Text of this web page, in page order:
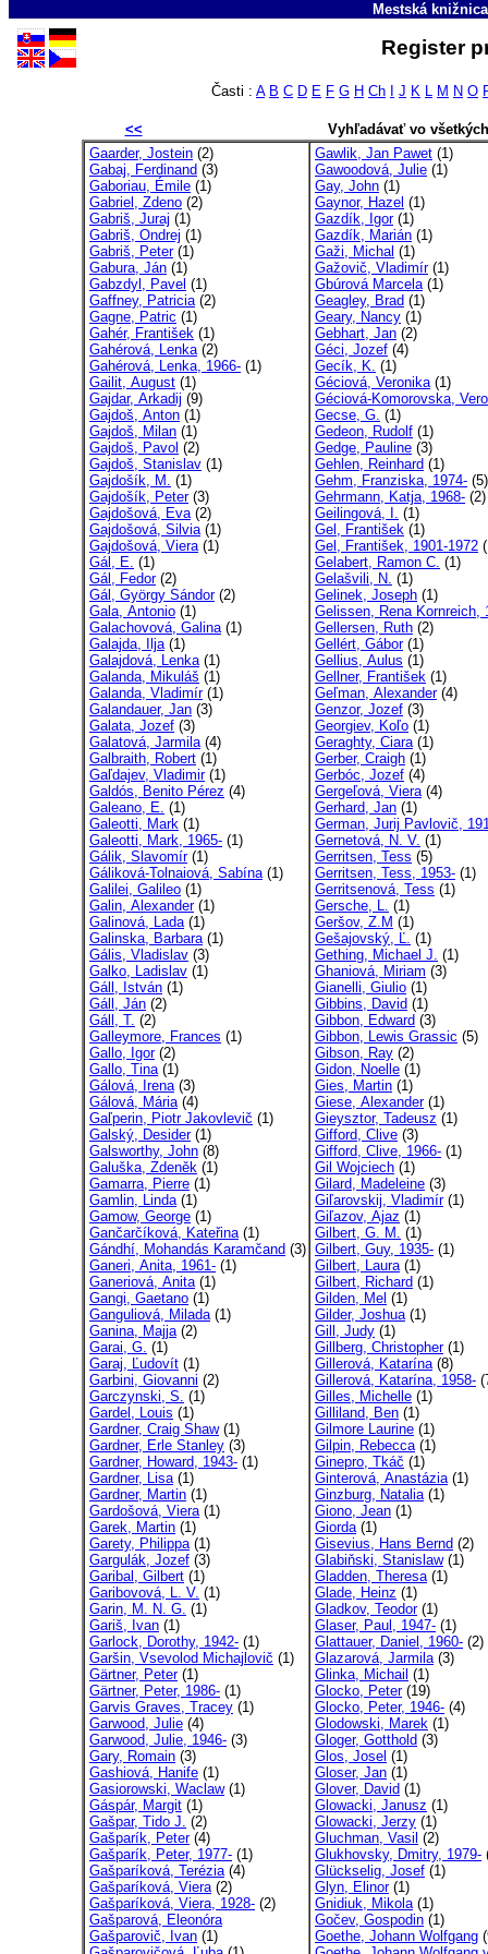
Mestská
Register
Časti : A B C D E F G H Ch J K L M N O
<<
Vyhľadávať vo
Gaarder, Jostein (2)
Gabaj, Ferdinand (3)
Gaboriau, Émile (1)
Gabriel, Zdeno (2)
Gabriš, Juraj (1)
Gabriš, Ondrej (1)
Gabriš, Peter(1)
Gabura, Ján (1)
Gabzdyl, Pavel (1)
Gaffney, Patricia(2)
Gagne, Patric (1)
Gahér, František (1)
Gahérová, Lenka(2)
Gahérová, Lenka, 1966- (1)
Gailit, August (1)
Gajdar, Arkadij (9)
Gajdoš, Anton (1)
Gajdoš, Milan (1)
Gajdoš, Pavol (2)
Gajdoš, Stanislav (1)
Gajdošík, M. (1)
Gajdošík, Peter(3)
Gajdošová, Eva(2)
Gajdošová, Silvia(1)
Gajdošová, Viera(1)
Gál, E. (1)
Gál, Fedor(2)
Gál, György Sándor(2)
Gala, Antonio (1)
Galachovová, Galina(1)
Galajda, Ilja(1)
Galajdová, Lenka(1)
Galanda, Mikuláš (1)
Galanda, Vladimír(1)
Galandauer, Jan (3)
Galata, Jozef (3)
Galatová, Jarmila(4)
Galbraith, Robert (1)
Gaľdajev, Vladimir(1)
Galdós, Benito Pérez (4)
Galeano, E. (1)
Galeotti, Mark (1)
Galeotti, Mark, 1965- (1)
Gálik, Slavomír(1)
Gáliková-Tolnaiová, Sabína(1)
Galilei, Galileo (1)
Galin, Alexander(1)
Galinová, Lada(1)
Galinska, Barbara(1)
Gális, Vladislav (3)
Galko, Ladislav (1)
Gáll, István (1)
Gáll, Ján (2)
Gáll, T. (2)
Galleymore, Frances (1)
Gallo, Igor(2)
Gallo, Tina(1)
Gálová, Irena(3)
Gálová, Mária(4)
Gaľperin, Piotr Jakovlevič (1)
Galský, Desider(1)
Galsworthy, John (8)
Galuška, Zdeněk (1)
Gamarra, Pierre (1)
Gamlin, Linda(1)
Gamow, George (1)
Gančarčíková, Kateřina(1)
Gándhí, Mohandás Karamčand (3)
Ganeri, Anita, 1961- (1)
Ganeriová, Anita(1)
Gangi, Gaetano (1)
Ganguliová, Milada(1)
Ganina, Majja(2)
Garai, G. (1)
Garaj, Ľudovít (1)
Garbini, Giovanni (2)
Garczynski, S. (1)
Gardel, Louis (1)
Gardner, Craig Shaw(1)
Gardner, Erle Stanley (3)
Gardner, Howard, 1943- (1)
Gardner, Lisa(1)
Gardner, Martin (1)
Gardošová, Viera(1)
Garek, Martin (1)
Garety, Philippa(1)
Gargulák, Jozef (3)
Garibal, Gilbert (1)
Garibovová, L. V. (1)
Garin, M. N. G. (1)
Gariš, Ivan (1)
Garlock, Dorothy, 1942- (1)
Garšin, Vsevolod Michajlovič (1)
Gärtner, Peter(1)
Gärtner, Peter, 1986- (1)
Garvis Graves, Tracey (1)
Garwood, Julie (4)
Garwood, Julie, 1946- (3)
Gary, Romain (3)
Gashiová, Hanife (1)
Gasiorowski, Waclaw(1)
Gáspár, Margit (1)
Gašpar, Tido J. (2)
Gašparík, Peter(4)
Gašparík, Peter, 1977- (1)
Gašparíková, Terézia(4)
Gašparíková, Viera(2)
Gašparíková, Viera, 1928- (2)
Gašparová, Eleonóra
Gašparovič, Ivan (1)
Gawlik, Jan Pawet (1)
Gawoodová, Julie (1)
Gay, John (1)
Gaynor, Hazel (1)
Gazdík, Igor(1)
Gazdík, Marián (1)
Gaži, Michal (1)
Gažovič, Vladimír(1)
Gbúrová Marcela(1)
Geagley, Brad (1)
Geary, Nancy (1)
Gebhart, Jan (2)
Géci, Jozef (4)
Gecík, K. (1)
Géciová, Veronika(1)
Géciová-Komorovska,
Gecse, G. (1)
Gedeon, Rudolf (1)
Gedge, Pauline (3)
Gehlen, Reinhard (1)
Gehm, Franziska, 1974- (5)
Gehrmann, Katja, 1968- (2)
Geilingová, I. (1)
Gel, František (1)
Gel, František, 1901-1972
Gelabert, Ramon C. (1)
Gelašvili, N. (1)
Gelinek, Joseph (1)
Gelissen, Rena Kornreich,
Gellersen, Ruth (2)
Gellért, Gábor(1)
Gellius, Aulus (1)
Gellner, František (1)
Geľman, Alexander(4)
Genzor, Jozef (3)
Georgiev, Koľo (1)
Geraghty, Ciara(1)
Gerber, Craigh (1)
Gerbóc, Jozef (4)
Gergeľová, Viera(4)
Gerhard, Jan (1)
German, Jurij Pavlovič,
Gernetová, N. V. (1)
Gerritsen, Tess (5)
Gerritsen, Tess, 1953- (1)
Gerritsenová, Tess (1)
Gersche, L. (1)
Geršov, Z.M (1)
Gešajovský, Ľ. (1)
Gething, Michael J. (1)
Ghaniová, Miriam (3)
Gianelli, Giulio (1)
Gibbins, David (1)
Gibbon, Edward (3)
Gibbon, Lewis Grassic (5)
Gibson, Ray (2)
Gidon, Noelle (1)
Gies, Martin (1)
Giese, Alexander(1)
Gieysztor, Tadeusz (1)
Gifford, Clive (3)
Gifford, Clive, 1966- (1)
Gil Wojciech (1)
Gilard, Madeleine (3)
Giľarovskij, Vladimír(1)
Giľazov, Ajaz (1)
Gilbert, G. M. (1)
Gilbert, Guy, 1935- (1)
Gilbert, Laura(1)
Gilbert, Richard (1)
Gilden, Mel (1)
Gilder, Joshua(1)
Gill, Judy (1)
Gillberg, Christopher(1)
Gillerová, Katarína(8)
Gillerová, Katarína, 1958-
Gilles, Michelle (1)
Gilliland, Ben (1)
Gilmore Laurine (1)
Gilpin, Rebecca(1)
Ginepro, Tkáč (1)
Ginterová, Anastázia(1)
Ginzburg, Natalia(1)
Giono, Jean (1)
Giorda(1)
Gisevius, Hans Bernd (2)
Glabiňski, Stanislaw(1)
Gladden, Theresa(1)
Glade, Heinz (1)
Gladkov, Teodor(1)
Glaser, Paul, 1947- (1)
Glattauer, Daniel, 1960- (2)
Glazarová, Jarmila(3)
Glinka, Michail (1)
Glocko, Peter(19)
Glocko, Peter, 1946- (4)
Glodowski, Marek (1)
Gloger, Gotthold (3)
Glos, Josel (1)
Gloser, Jan (1)
Glover, David (1)
Glowacki, Janusz (1)
Glowacki, Jerzy (1)
Gluchman, Vasil (2)
Glukhovsky, Dmitry, 1979-
Glückselig, Josef (1)
Glyn, Elinor(1)
Gnidiuk, Mikola(1)
Gočev, Gospodin (1)
Goethe, Johann Wolfgang